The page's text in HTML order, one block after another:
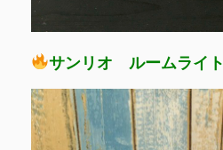
サンリオ ルームライト